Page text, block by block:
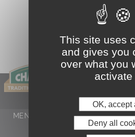
MENTIONS LÉGALES ET
This site uses
and gives you
over what you
activate
OK, accept
Deny all